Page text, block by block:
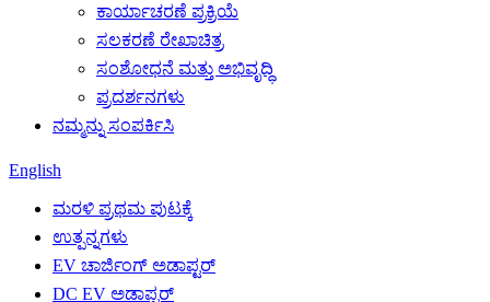
ಕಾರ್ಯಾಚರಣೆ ಪ್ರಕ್ರಿಯೆ
ಸಲಕರಣೆ ರೇಖಾಚಿತ್ರ
ಸಂಶೋಧನೆ ಮತ್ತು ಅಭಿವೃದ್ಧಿ
ಪ್ರದರ್ಶನಗಳು
ನಮ್ಮನ್ನು ಸಂಪರ್ಕಿಸಿ
English
ಮರಳಿ ಪ್ರಥಮ ಪುಟಕ್ಕೆ
ಉತ್ಪನ್ನಗಳು
EV ಚಾರ್ಜಿಂಗ್ ಅಡಾಪ್ಟರ್
DC EV ಅಡಾಪ್ಟರ್